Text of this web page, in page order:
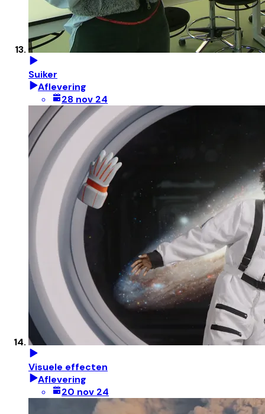
Suiker
Aflevering
28 nov 24
Visuele effecten
Aflevering
20 nov 24